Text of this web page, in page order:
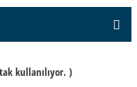
kullanılıyor. )